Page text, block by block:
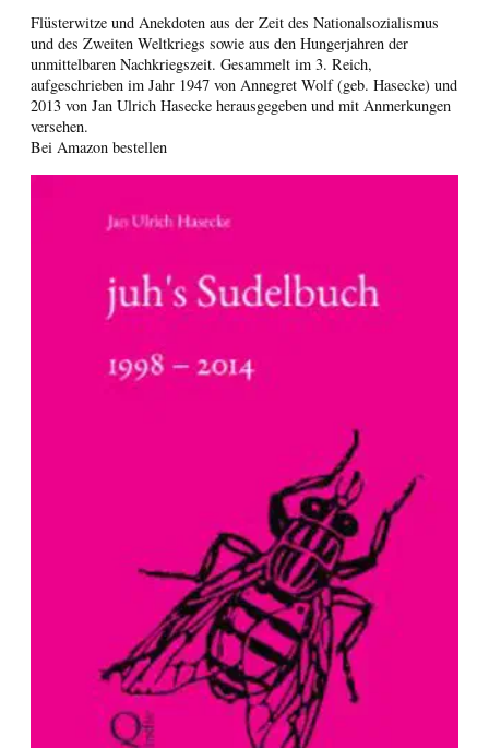
Flüsterwitze und Anekdoten aus der Zeit des Nationalsozialismus
und des Zweiten Weltkriegs sowie aus den Hungerjahren der
unmittelbaren Nachkriegszeit. Gesammelt im 3. Reich,
aufgeschrieben im Jahr 1947 von Annegret Wolf (geb. Hasecke) und
2013 von Jan Ulrich Hasecke herausgegeben und mit Anmerkungen
versehen.
Bei Amazon bestellen